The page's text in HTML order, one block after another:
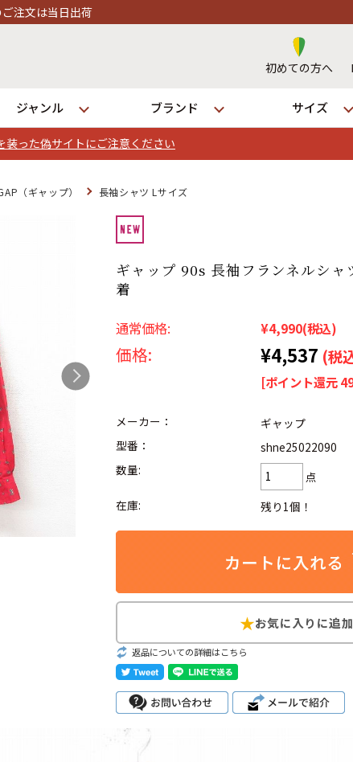
装った偽サイトにご注意ください
初めての方へ
ジャンル ブランド サイズ
ログイン
店舗一覧
全国7店舗・公式通販の比較
※対応不可：日祝、長期休
Search by Hotword 今週のHOTワー
1 映画 3
5 ラルフローレン 6 大きいサイズ 7
Search by Brand ブランドから
ラルフ ローレン
（ギャップ） 長袖シャツ Lサイズ
ギャップ 90s 長袖フランネルシ
着
通常価格: ¥4,990(税込)
価格: ¥4,537 (税
[ポイント還元
メーカー：
ギャップ
型番：
shne25022090
数量:
点
在庫:
残り1個！
返品についての詳細はこちら